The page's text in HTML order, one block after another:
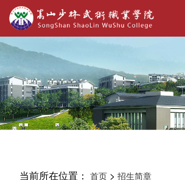
当前所在位置： 首页> 招生简章